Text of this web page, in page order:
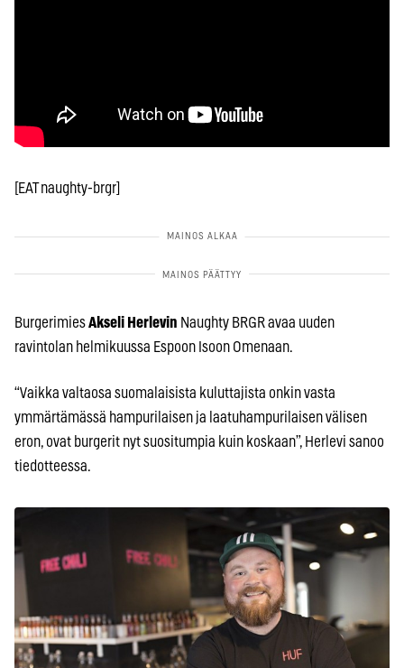
[EAT naughty-brgr]
BurgerimiesAkseli Herlevin Naughty BRGR avaa uuden
ravintolan helmikuussa Espoon Isoon Omenaan.
“Vaikka valtaosa suomalaisista kuluttajista onkin vasta
ymmärtämässä hampurilaisen ja laatuhampurilaisen välisen
eron, ovat burgerit nyt suositumpia kuin koskaan”, Herlevi sanoo
tiedotteessa.